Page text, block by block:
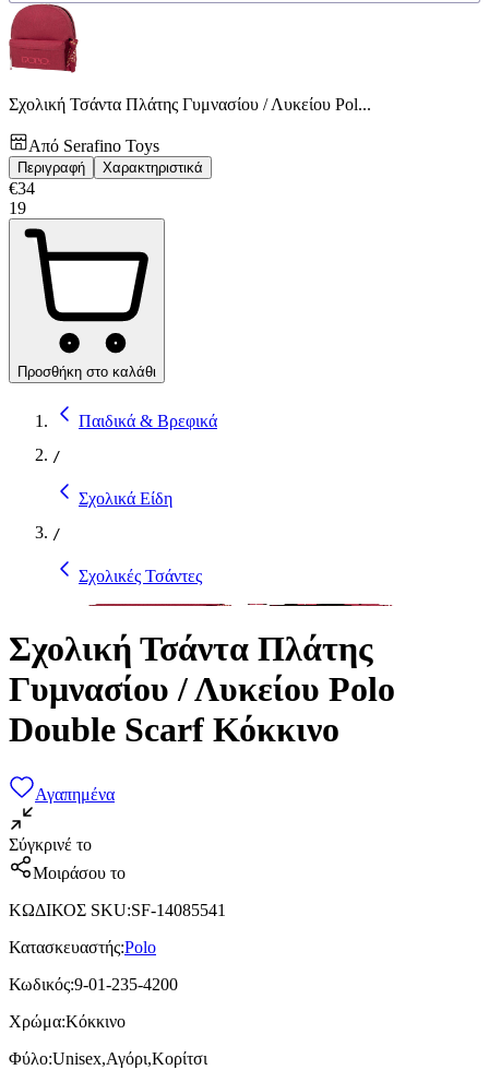
Σχολική Τσάντα Πλάτης Γυμνασίου / Λυκείου Pol...
Από Serafino Toys
Περιγραφή Χαρακτηριστικά
€34
19
Προσθήκη στο καλάθι
Παιδικά & Βρεφικά
/
Σχολικά Είδη
/
Σχολικές Τσάντες
Σχολική Τσάντα Πλάτης
Γυμνασίου / Λυκείου Polo
Double Scarf Κόκκινο
Αγαπημένα
Σύγκρινέ το
Μοιράσου το
ΚΩΔΙΚΟΣ SKU:SF-14085541
Κατασκευαστής:Polo
Κωδικός:9-01-235-4200
Χρώμα:Κόκκινο
Φύλο:Unisex,Αγόρι,Κορίτσι